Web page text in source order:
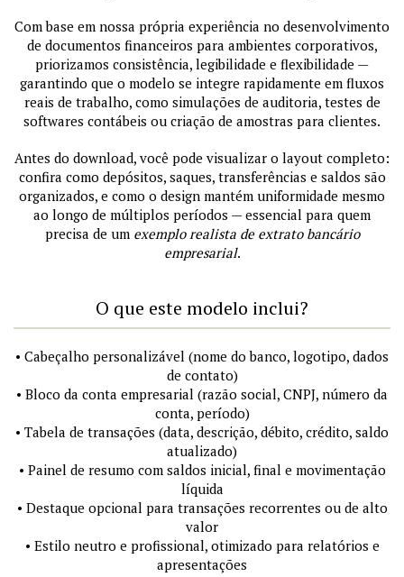
Com base em nossa própria experiência no desenvolvimento
de documentos financeiros para ambientes corporativos,
priorizamos consistência, legibilidade e flexibilidade —
garantindo que o modelo se integre rapidamente em fluxos
reais de trabalho, como simulações de auditoria, testes de
softwares contábeis ou criação de amostras para clientes.
Antes do download, você pode visualizar o layout completo:
confira como depósitos, saques, transferências e saldos são
organizados, e como o design mantém uniformidade mesmo
ao longo de múltiplos períodos — essencial para quem
precisa de um exemplo realista de extrato bancário
empresarial.
O que este modelo inclui?
• Cabeçalho personalizável (nome do banco, logotipo, dados
de contato)
• Bloco da conta empresarial (razão social, CNPJ, número da
conta, período)
• Tabela de transações (data, descrição, débito, crédito, saldo
atualizado)
• Painel de resumo com saldos inicial, final e movimentação
líquida
• Destaque opcional para transações recorrentes ou de alto
valor
• Estilo neutro e profissional, otimizado para relatórios e
apresentações